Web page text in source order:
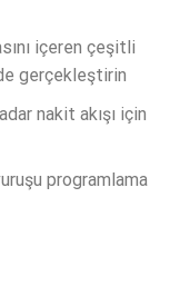
içeren çeşitli
gerçekleştirin
nakit akışı için
programlama